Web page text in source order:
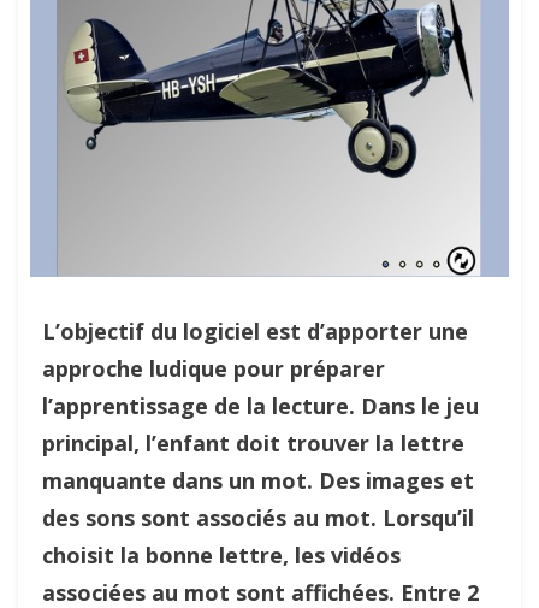
L’objectif du logiciel est d’apporter une
approche ludique pour préparer
l’apprentissage de la lecture. Dans le jeu
principal, l’enfant doit trouver la lettre
manquante dans un mot. Des images et
des sons sont associés au mot. Lorsqu’il
choisit la bonne lettre, les vidéos
associées au mot sont affichées. Entre 2